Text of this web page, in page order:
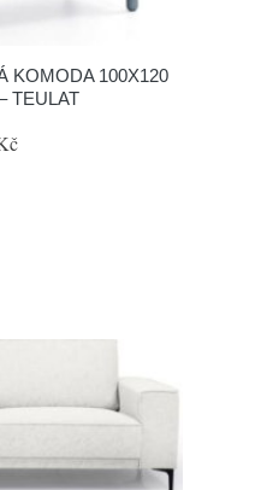
KOMODA 100X120
TEULAT